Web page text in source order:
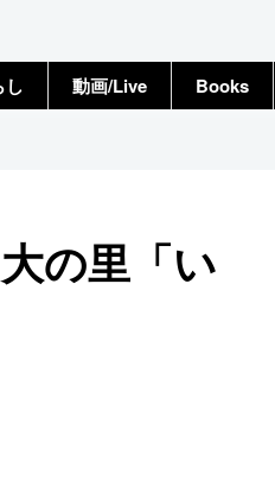
し 動画/Live Books
の里「い